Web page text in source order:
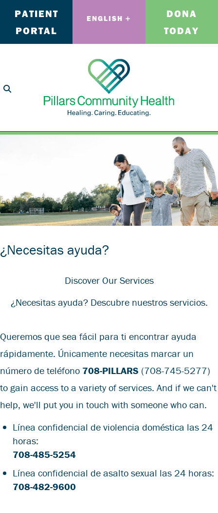
PATIENT
PORTAL
ENGLISH
DONA
TODAY
¿Necesitas ayuda?
Discover Our Services
¿Necesitas ayuda? Descubre nuestros servicios.
Queremos que sea fácil para ti encontrar ayuda
rápidamente. Únicamente necesitas marcar un
número de teléfono 708-PILLARS (708-745-5277)
to gain access to a variety of services. And if we can't
help, we'll put you in touch with someone who can.
Línea confidencial de violencia doméstica las 24
horas:
708-485-5254
Línea confidencial de asalto sexual las 24 horas:
708-482-9600